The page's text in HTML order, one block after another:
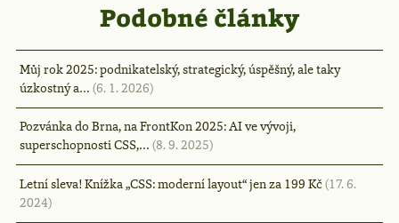
Podobné články
Můj rok 2025: podnikatelský, strategický, úspěšný, ale taky
úzkostný a… (6. 1. 2026)
Pozvánka do Brna, na FrontKon 2025: AI ve vývoji,
superschopnosti CSS,… (8. 9. 2025)
Letní sleva! Knížka „CSS: moderní layout“ jen za 199 Kč(17. 6.
2024)